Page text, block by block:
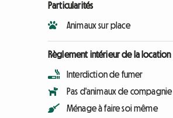
Particularités
Animaux sur place
Règlement intérieur de la location
Interdiction de fumer
Pas d'animaux de compagnie
Ménage à faire soi même